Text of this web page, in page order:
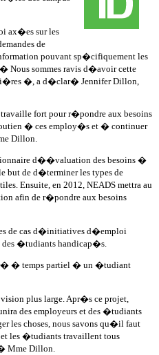
ax�es sur les
de
pouvant sp�cifiquement les
Nous sommes ravis d�avoir cette
�, a d�clar� Jennifer Dillon,
fort pour r�pondre aux besoins
� ces employ�s et � continuer
Dillon.
d��valuation des besoins �
but de d�terminer les types de
Ensuite, en 2012, NEADS mettra au
afin de r�pondre aux besoins
de cas d�initiatives d�emploi
�tudiants handicap�s.
� temps partiel � un �tudiant
plus large. Apr�s ce projet,
des employeurs et des �tudiants
les choses, nous savons qu�il faut
et les �tudiants travaillent tous
Mme Dillon.